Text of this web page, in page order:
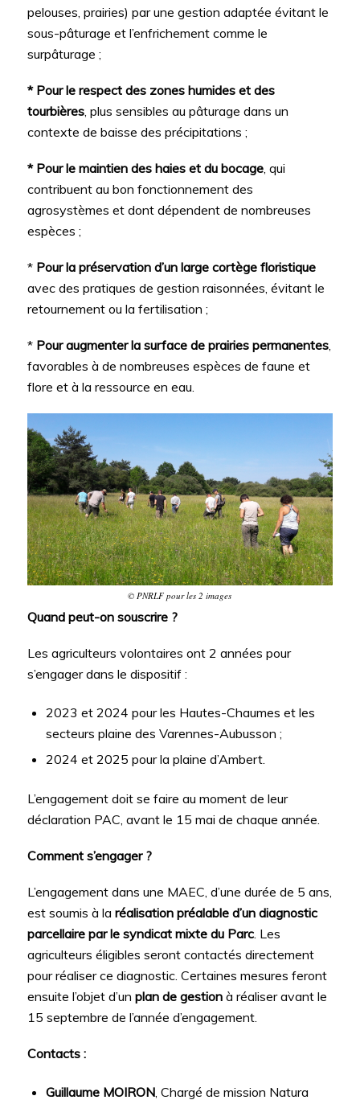
pelouses, prairies) par une gestion adaptée évitant le
sous-pâturage et l’enfrichement comme le
surpâturage ;
* Pour le respect des zones humides et des
tourbières, plus sensibles au pâturage dans un
contexte de baisse des précipitations ;
* Pour le maintien des haies et du bocage, qui
contribuent au bon fonctionnement des
agrosystèmes et dont dépendent de nombreuses
espèces ;
* Pour la préservation d’un large cortège floristique
avec des pratiques de gestion raisonnées, évitant le
retournement ou la fertilisation ;
* Pour augmenter la surface de prairies permanentes,
favorables à de nombreuses espèces de faune et
flore et à la ressource en eau.
© PNRLF pour les 2 images
Quand peut-on souscrire ?
Les agriculteurs volontaires ont 2 années pour
s’engager dans le dispositif :
2023 et 2024 pour les Hautes-Chaumes et les
secteurs plaine des Varennes-Aubusson ;
2024 et 2025 pour la plaine d’Ambert.
L’engagement doit se faire au moment de leur
déclaration PAC, avant le 15 mai de chaque année.
Comment s’engager ?
L’engagement dans une MAEC, d’une durée de 5 ans,
est soumis à la réalisation préalable d’un diagnostic
parcellaire par le syndicat mixte du Parc. Les
agriculteurs éligibles seront contactés directement
pour réaliser ce diagnostic. Certaines mesures feront
ensuite l’objet d’un plan de gestion à réaliser avant le
15 septembre de l’année d’engagement.
Contacts :
Guillaume MOIRON, Chargé de mission Natura